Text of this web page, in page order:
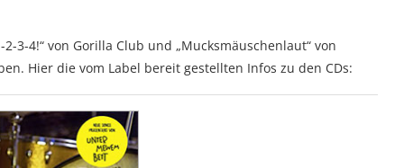
3-4!“ von Gorilla Club und „Mucksmäuschenlaut“ von
Hier die vom Label bereit gestellten Infos zu den CDs: